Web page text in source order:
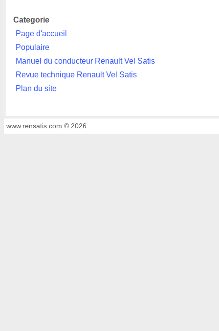
Categorie
Page d'accueil
Populaire
Manuel du conducteur Renault Vel Satis
Revue technique Renault Vel Satis
Plan du site
www.rensatis.com © 2026